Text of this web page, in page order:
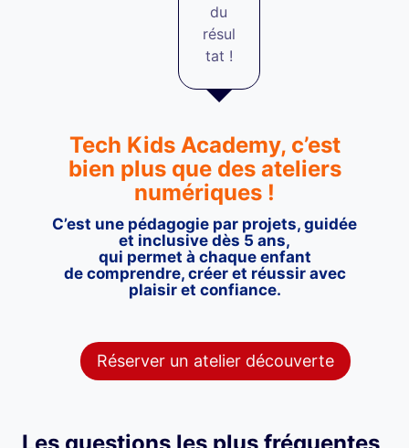
du
résul
tat !
Tech Kids Academy, c’est
bien plus que des ateliers
numériques !
C’est une pédagogie par projets, guidée
et inclusive dès 5 ans,
qui permet à chaque enfant
de comprendre, créer et réussiravec
plaisir et confiance.
Réserver un atelier découverte